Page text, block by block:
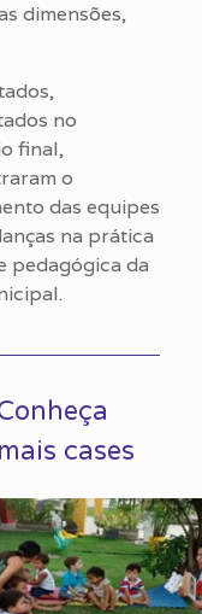
dimensões,
no
final,
o
das equipes
na prática
pedagógica da
mais cases